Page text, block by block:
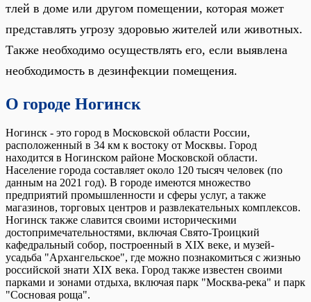
тлей в доме или другом помещении, которая может
представлять угрозу здоровью жителей или животных.
Также необходимо осуществлять его, если выявлена
необходимость в дезинфекции помещения.
О городе Ногинск
Ногинск - это город в Московской области России,
расположенный в 34 км к востоку от Москвы. Город
находится в Ногинском районе Московской области.
Население города составляет около 120 тысяч человек (по
данным на 2021 год). В городе имеются множество
предприятий промышленности и сферы услуг, а также
магазинов, торговых центров и развлекательных комплексов.
Ногинск также славится своими историческими
достопримечательностями, включая Свято-Троицкий
кафедральный собор, построенный в XIX веке, и музей-
усадьба "Архангельское", где можно познакомиться с жизнью
российской знати XIX века. Город также известен своими
парками и зонами отдыха, включая парк "Москва-река" и парк
"Сосновая роща".